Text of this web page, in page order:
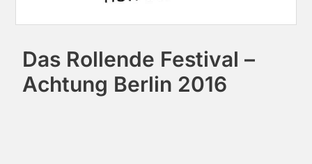
Das Rollende Festival –
Achtung Berlin 2016